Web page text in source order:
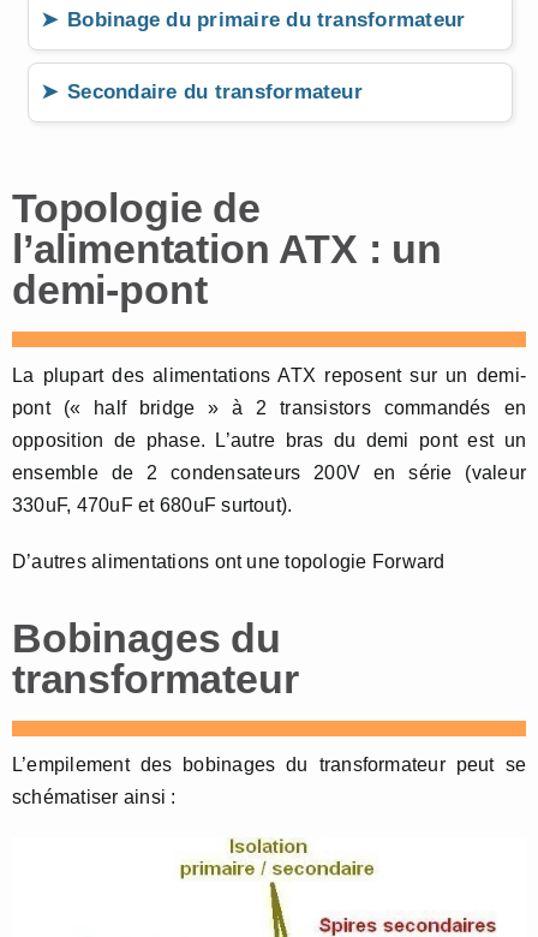
Bobinage du primaire du transformateur
Secondaire du transformateur
Topologie de
l’alimentation ATX : un
demi-pont
La plupart des alimentations ATX reposent sur un demi-
pont (« half bridge » à 2 transistors commandés en
opposition de phase. L’autre bras du demi pont est un
ensemble de 2 condensateurs 200V en série (valeur
330uF, 470uF et 680uF surtout).
D’autres alimentations ont une topologie Forward
Bobinages du
transformateur
L’empilement des bobinages du transformateur peut se
schématiser ainsi :